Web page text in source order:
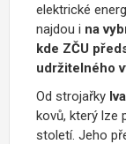
elektrické
najdou i na
kde ZČU
udržitelného
Od strojařky
kovů, který lze
století. Jeho